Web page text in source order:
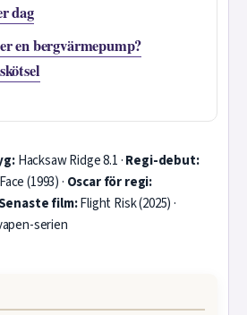
dag
en bergvärmepump?
Hacksaw Ridge 8.1 ·Regi-debut:
(1993) · Oscar för regi:
film:Flight Risk (2025) ·
serien